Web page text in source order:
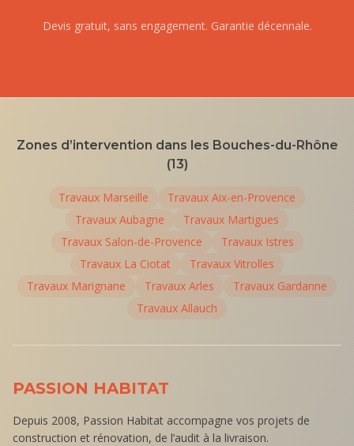
Devis gratuit, sans engagement. Garantie décennale.
Zones d’intervention dans les Bouches-du-Rhône
(13)
Travaux Marseille Travaux Aix-en-Provence
Travaux Aubagne Travaux Martigues
Travaux Salon-de-Provence Travaux Istres
Travaux La Ciotat Travaux Vitrolles
Travaux Marignane Travaux Arles Travaux Gardanne
Travaux Allauch
PASSION HABITAT
Depuis 2008, Passion Habitat accompagne vos projets de
construction et rénovation, de l’audit à la livraison.